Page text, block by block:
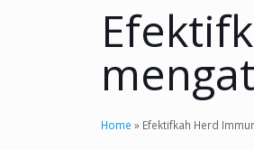
Home » Efektifkah Herd